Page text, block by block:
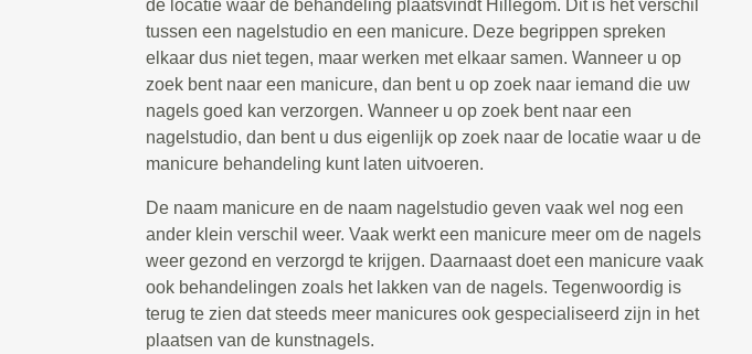
de locatie waar de behandeling plaatsvindt Hillegom. Dit is het verschil
tussen een nagelstudio en een manicure. Deze begrippen spreken
elkaar dus niet tegen, maar werken met elkaar samen. Wanneer u op
zoek bent naar een manicure, dan bent u op zoek naar iemand die uw
nagels goed kan verzorgen. Wanneer u op zoek bent naar een
nagelstudio, dan bent u dus eigenlijk op zoek naar de locatie waar u de
manicure behandeling kunt laten uitvoeren.
De naam manicure en de naam nagelstudio geven vaak wel nog een
ander klein verschil weer. Vaak werkt een manicure meer om de nagels
weer gezond en verzorgd te krijgen. Daarnaast doet een manicure vaak
ook behandelingen zoals het lakken van de nagels. Tegenwoordig is
terug te zien dat steeds meer manicures ook gespecialiseerd zijn in het
plaatsen van de kunstnagels.